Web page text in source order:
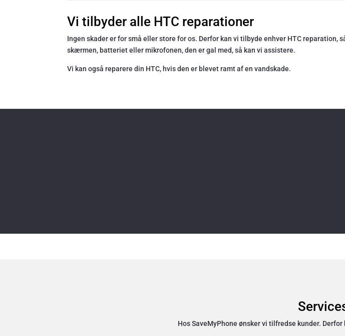
Vi tilbyder alle HTC reparationer
Ingen skader er for små eller store for os. Derfor kan vi tilbyde enhver HTC reparation,
skærmen, batteriet eller mikrofonen, den er gal med, så kan vi assistere.
Vi kan også reparere din HTC, hvis den er blevet ramt af en vandskade.
Hos SaveMyPhone ønsker vi tilfredse kunder.